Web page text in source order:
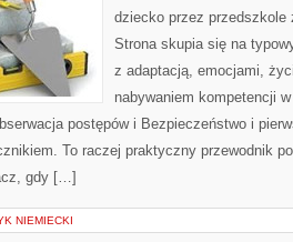
dziecko przez przedszkole
Strona skupia się na
z adaptacją, emocjami,
nabywaniem kompetencji
postępów i Bezpieczeństwo i
To raczej praktyczny przewodnik
gdy […]
NIEMIECKI